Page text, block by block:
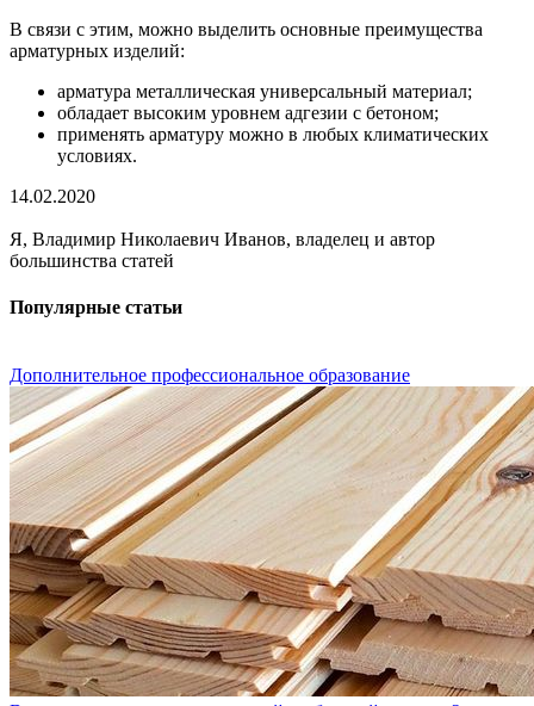
В связи с этим, можно выделить основные преимущества
арматурных изделий:
арматура металлическая универсальный материал;
обладает высоким уровнем адгезии с бетоном;
применять арматуру можно в любых климатических
условиях.
14.02.2020
Я, Владимир Николаевич Иванов, владелец и автор
большинства статей
Популярные статьи
Дополнительное профессиональное образование